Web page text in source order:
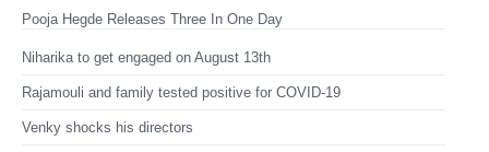
Pooja Hegde Releases Three In One Day
Niharika to get engaged on August 13th
Rajamouli and family tested positive for COVID-19
Venky shocks his directors